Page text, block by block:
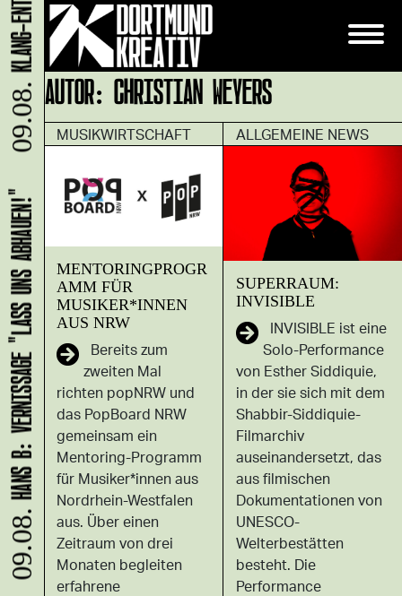
AUTOR: CHRISTIAN WEYERS
MUSIKWIRTSCHAFT
MENTORINGPROGR
AMM FÜR
MUSIKER*INNEN
AUS NRW
Bereits zum
zweiten Mal
richten popNRW und
das PopBoard NRW
gemeinsam ein
Mentoring-Programm
für Musiker*innen aus
Nordrhein-Westfalen
aus. Über einen
Zeitraum von drei
Monaten begleiten
erfahrene
ALLGEMEINE NEWS
SUPERRAUM:
INVISIBLE
INVISIBLE ist eine
Solo-Performance
von Esther Siddiquie,
in der sie sich mit dem
Shabbir-Siddiquie-
Filmarchiv
auseinandersetzt, das
aus filmischen
Dokumentationen von
UNESCO-
Welterbestätten
besteht. Die
Performance
09.08.
HANS B: VERNISSAGE "LASS UNS ABHAUEN!"
09.08.